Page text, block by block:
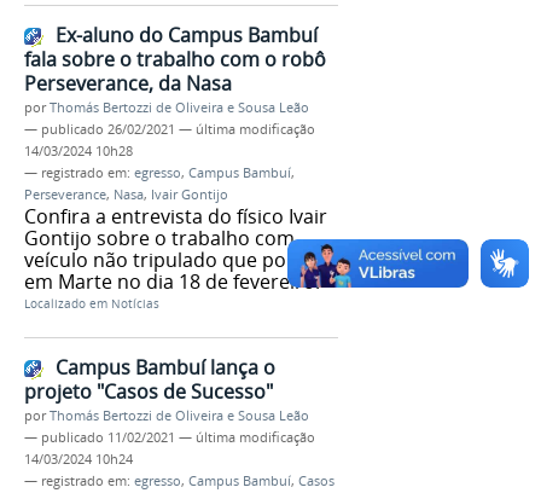
Ex-aluno do Campus Bambuí
fala sobre o trabalho com o robô
Perseverance, da Nasa
porThomás Bertozzi de Oliveira e Sousa Leão
— publicado 26/02/2021 — última modificação
14/03/2024 10h28
— registrado em: egresso, Campus Bambuí,
Perseverance, Nasa, Ivair Gontijo
Confira a entrevista do físico Ivair
Gontijo sobre o trabalho com
veículo não tripulado que pousou
em Marte no dia 18 de fevereiro.
Localizado em Notícias
Campus Bambuí lança o
projeto "Casos de Sucesso"
porThomás Bertozzi de Oliveira e Sousa Leão
— publicado 11/02/2021 — última modificação
14/03/2024 10h24
— registrado em: egresso, Campus Bambuí, Casos